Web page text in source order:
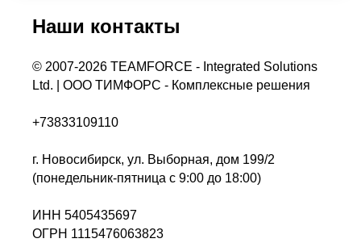
Наши контакты
© 2007-2026 TEAMFORCE - Integrated Solutions
Ltd. | ООО ТИМФОРС - Комплексные решения
+73833109110
г. Новосибирск, ул. Выборная, дом 199/2
(понедельник-пятница с 9:00 до 18:00)
ИНН 5405435697
ОГРН 1115476063823